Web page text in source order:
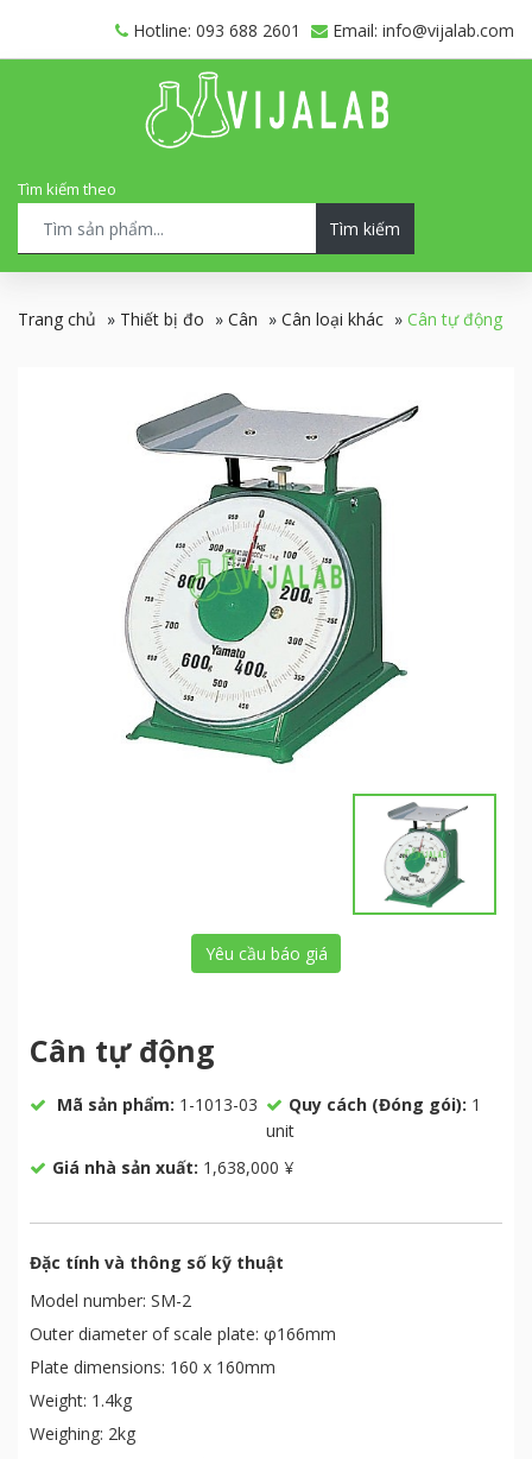
Hotline: 093 688 2601 Email: info@vijalab.com
Tìm kiếm theo
Tìm kiếm
Trang chủ » Thiết bị đo » Cân » Cân loại khác » Cân tự động
Yêu cầu báo giá
Cân tự động
Mã sản phẩm: 1-1013-03 Quy cách (Đóng gói): 1
unit
Giá nhà sản xuất: 1,638,000 ¥
Đặc tính và thông số kỹ thuật
Model number: SM-2
Outer diameter of scale plate: φ166mm
Plate dimensions: 160 x 160mm
Weight: 1.4kg
Weighing: 2kg